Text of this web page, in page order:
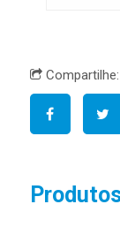
Compartilhe: